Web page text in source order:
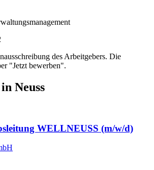
des Arbeitgebers. Die
"Jetzt bewerben".
Neuss
WELLNEUSS (m/w/d)